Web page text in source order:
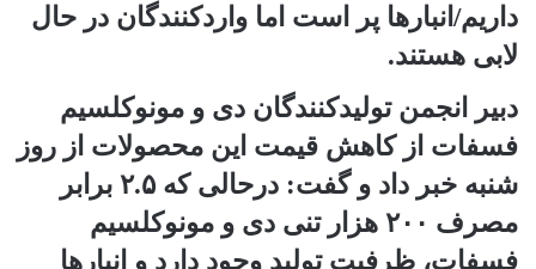
داریم/انبارها پر است اما واردکنندگان در حال
لابی هستند.
دبیر انجمن تولیدکنندگان دی و مونوکلسیم
فسفات از کاهش قیمت این محصولات از روز
شنبه خبر داد و گفت: درحالی که ۲.۵ برابر
مصرف ۲۰۰ هزار تنی دی و مونوکلسیم
فسفات، ظرفیت تولید وجود دارد و انبارها